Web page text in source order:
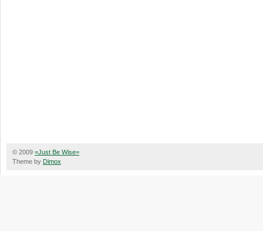
© 2009 =Just Be Wise=
Theme by Dimox